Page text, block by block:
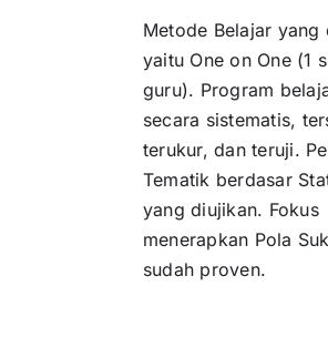
Metode Belajar yang
yaitu One on One (1
guru). Program
secara sistematis,
terukur, dan teruji.
Tematik berdasar
yang diujikan. Fokus
menerapkan Pola
sudah proven.